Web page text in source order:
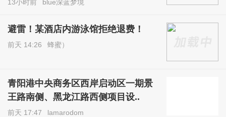
13小时前 blue深蓝梦境
避雷！某酒店内游泳馆拒绝退费！
前天 14:26 蜂蜜）
青阳港中央商务区西岸启动区一期景
王路南侧、黑龙江路西侧项目设..
前天 17:47 lamarodom